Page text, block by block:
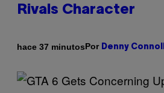
Rivals Character
hace 37 minutosPor Denny